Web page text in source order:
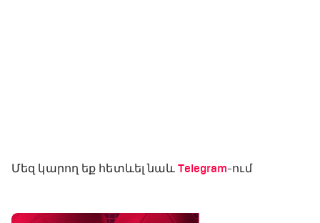
Մեզ կարող եք հետևել նաև Telegram-ում